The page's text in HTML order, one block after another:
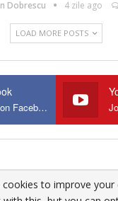
Dobrescu 4 zile ago
LOAD MORE POSTS
Join us on Facebook
2025 - All Rights Reserved.
to improve your